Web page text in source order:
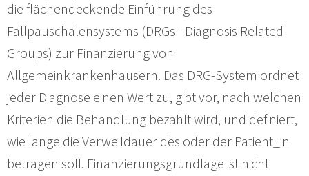
die flächendeckende Einführung des
Fallpauschalensystems (DRGs - Diagnosis Related
Groups) zur Finanzierung von
Allgemeinkrankenhäusern. Das DRG-System ordnet
jeder Diagnose einen Wert zu, gibt vor, nach welchen
Kriterien die Behandlung bezahlt wird, und definiert,
wie lange die Verweildauer des oder der Patient_in
betragen soll. Finanzierungsgrundlage ist nicht